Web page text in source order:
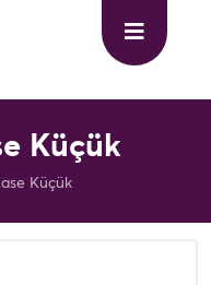
Küçük
Küçük